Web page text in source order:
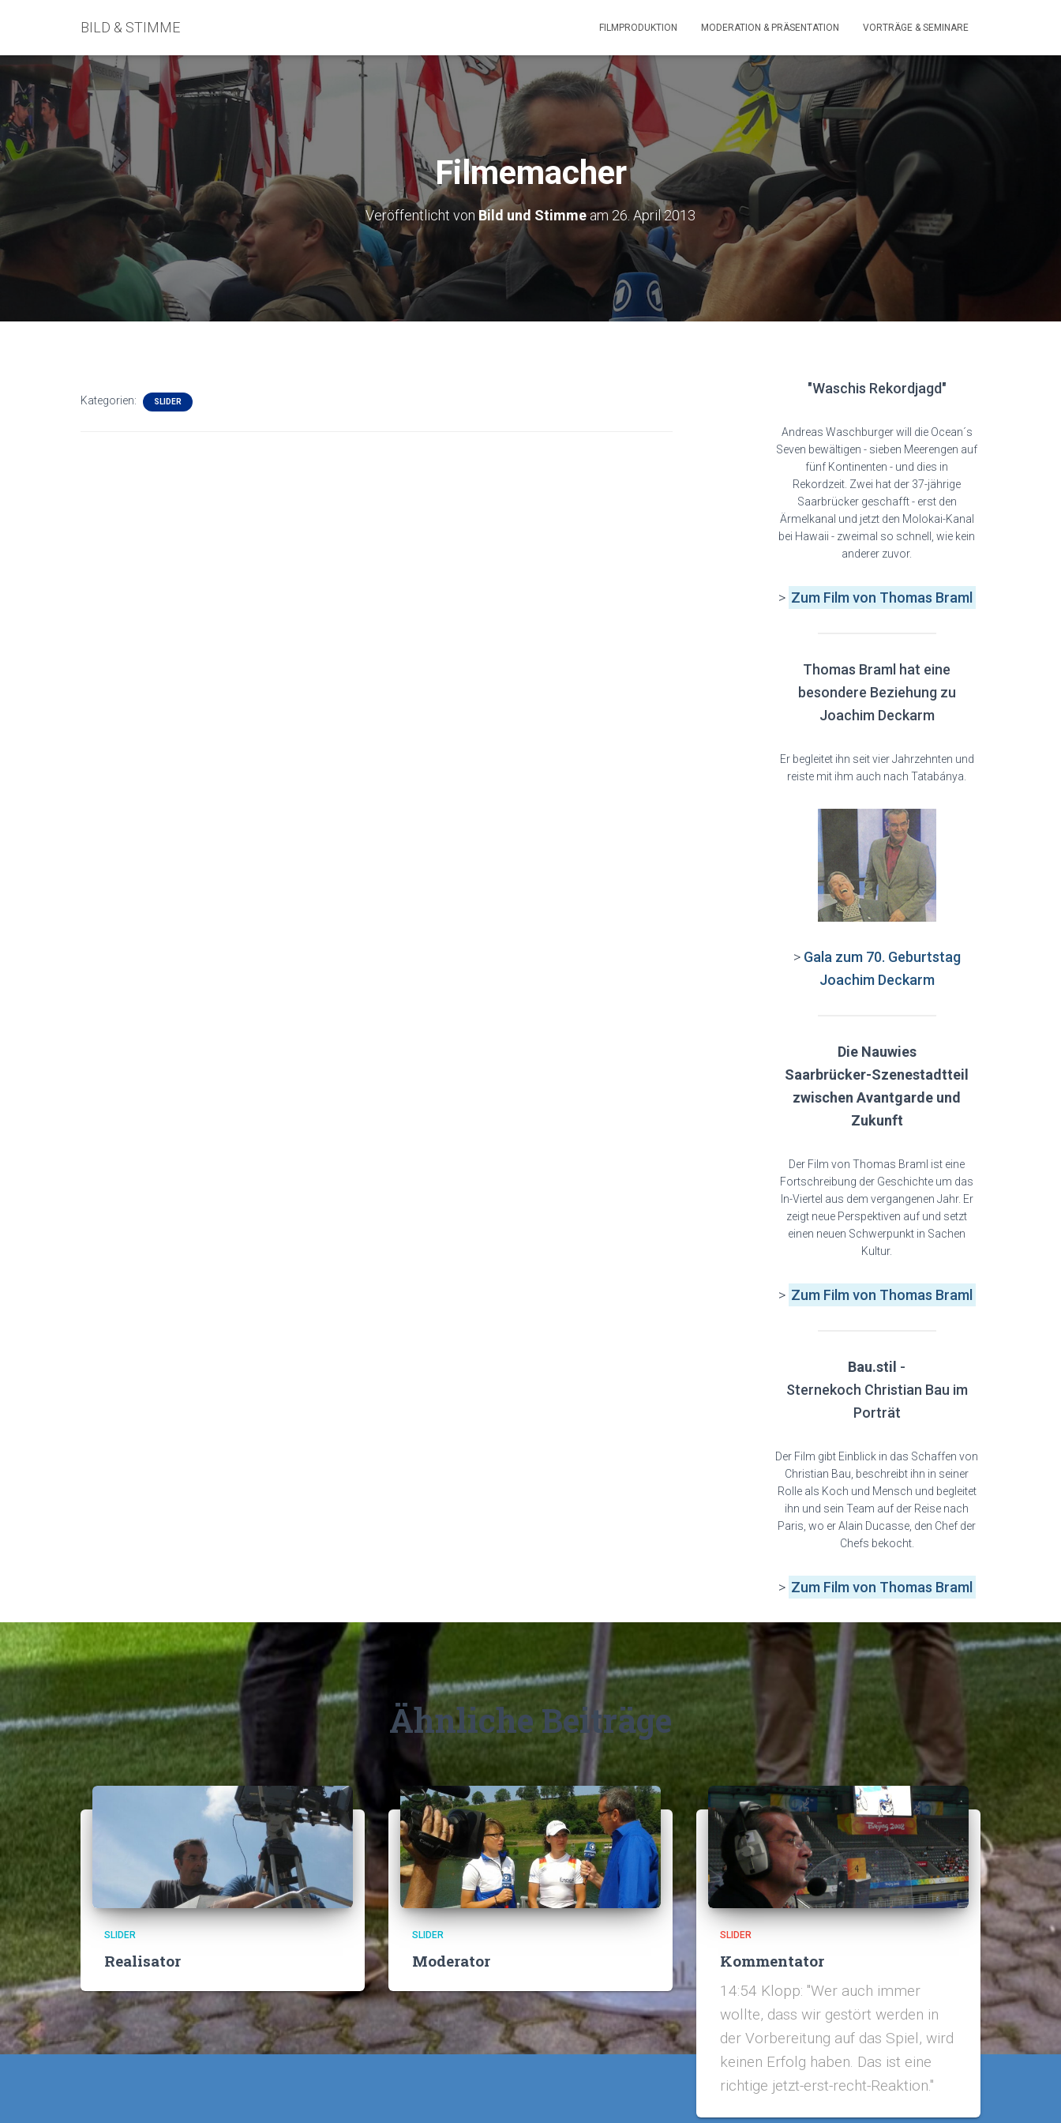
BILD & STIMME FILMPRODUKTION MODERATION & PRÄSENTATION VORTRÄGE & SEMINARE
Filmemacher
Veröffentlicht von Bild und Stimmeam 26. April 2013
Kategorien: SLIDER
"Waschis Rekordjagd"
Andreas Waschburger will die Ocean´s
Seven bewältigen - sieben Meerengen auf
fünf Kontinenten - und dies in
Rekordzeit. Zwei hat der 37-jährige
Saarbrücker geschafft - erst den
Ärmelkanal und jetzt den Molokai-Kanal
bei Hawaii - zweimal so schnell, wie kein
anderer zuvor.
> Zum Filmvon Thomas Braml
Thomas Braml hat eine
besondere Beziehung zu
Joachim Deckarm
Er begleitet ihn seit vier Jahrzehnten und
reiste mit ihm auch nach Tatabánya.
> Gala zum 70. Geburtstag
Joachim Deckarm
Die Nauwies
Saarbrücker-Szenestadtteil
zwischen Avantgarde und
Zukunft
Der Film von Thomas Braml ist eine
Fortschreibung der Geschichte um das
In-Viertel aus dem vergangenen Jahr. Er
zeigt neue Perspektiven auf und setzt
einen neuen Schwerpunkt in Sachen
Kultur.
> Zum Film von Thomas Braml
Bau.stil -
Sternekoch Christian Bau im
Porträt
Der Film gibt Einblick in das Schaffen von
Christian Bau, beschreibt ihn in seiner
Rolle als Koch und Mensch und begleitet
ihn und sein Team auf der Reise nach
Paris, wo er Alain Ducasse, den Chef der
Chefs bekocht.
> Zum Film von Thomas Braml
Ähnliche Beiträge
SLIDER
Realisator
SLIDER
Moderator
SLIDER
Kommentator
14:54 Klopp: "Wer auch immer
wollte, dass wir gestört werden in
der Vorbereitung auf das Spiel, wird
keinen Erfolg haben. Das ist eine
richtige jetzt-erst-recht-Reaktion."